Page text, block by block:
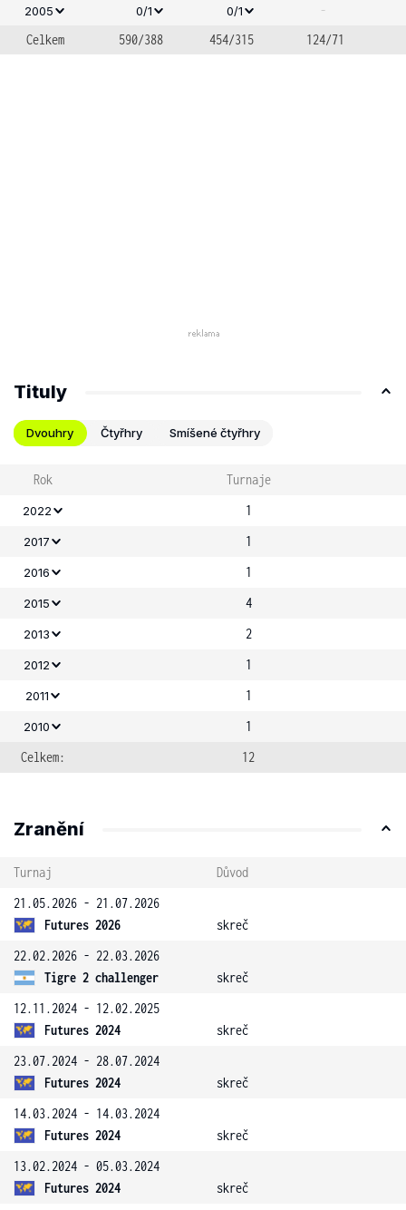
2005 0/1 0/1
-
Celkem
590/388 454/315 124/71
Tituly
Dvouhry Čtyřhry Smíšené čtyřhry
Rok Turnaje
2022 1
2017 1
2016 1
2015 4
2013 2
2012 1
2011 1
2010
1
Celkem:
12
Zranění
Turnaj
Důvod
21.05.2026 - 21.07.2026
Futures 2026
skreč
22.02.2026 - 22.03.2026
Tigre 2 challenger
skreč
12.11.2024 - 12.02.2025
Futures 2024
skreč
23.07.2024 - 28.07.2024
Futures 2024
skreč
14.03.2024 - 14.03.2024
Futures 2024
skreč
13.02.2024 - 05.03.2024
Futures 2024
skreč